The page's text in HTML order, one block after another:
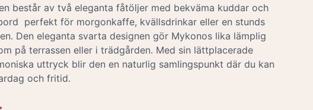
består av två eleganta fåtöljer med bekväma kuddar och
 perfekt för morgonkaffe, kvällsdrinkar eller en stunds
Den eleganta svarta designen gör Mykonos lika lämplig
på terrassen eller i trädgården. Med sin lättplacerade
uttryck blir den en naturlig samlingspunkt där du kan
och fritid.